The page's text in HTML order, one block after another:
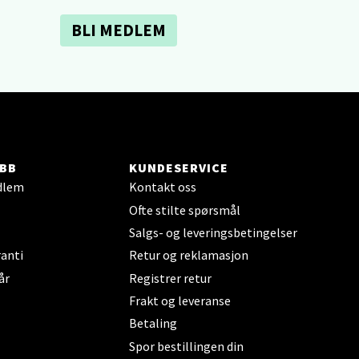
BLI MEDLEM
KUNDESERVICE
Kontakt oss
Ofte stilte spørsmål
Salgs- og leveringsbetingelser
Retur og reklamasjon
Registrer retur
Frakt og leveranse
Betaling
Spor bestillingen din